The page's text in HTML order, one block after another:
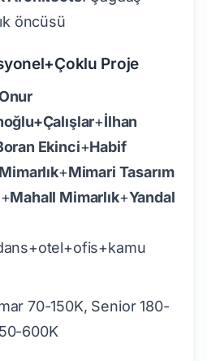
öncüsü
Proje
+İlhan
Ekinci+Habif
+Mimari Tasarım
+Mahall Mimarlık+Yandal
70-150K, Senior 180-
600K